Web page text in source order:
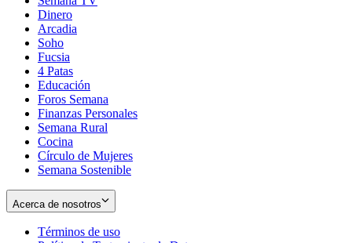
Dinero
Arcadia
Soho
in
new
window
Fucsia
in
new
window
4 Patas
Educación
Foros Semana
Finanzas Personales
Semana Rural
Cocina
Círculo de Mujeres
Semana Sostenible
Acerca de nosotros
Términos de uso